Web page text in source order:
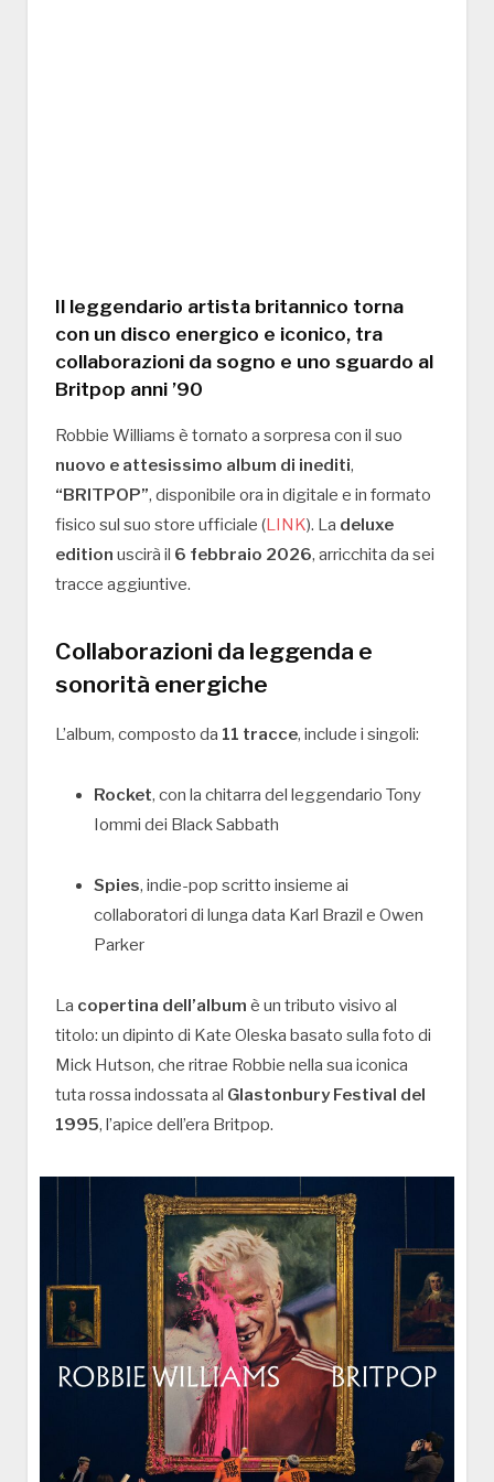
Il leggendario artista britannico torna
con un disco energico e iconico, tra
collaborazioni da sogno e uno sguardo al
Britpop anni ’90
Robbie Williams è tornato a sorpresa con il suo
nuovo e attesissimo album di inediti,
“BRITPOP”, disponibile ora in digitale e in formato
fisico sul suo store ufficiale (LINK). La deluxe
edition uscirà il 6 febbraio 2026, arricchita da sei
tracce aggiuntive.
Collaborazioni da leggenda e
sonorità energiche
L’album, composto da 11 tracce, include i singoli:
Rocket, con la chitarra del leggendario Tony
Iommi dei Black Sabbath
Spies, indie-pop scritto insieme ai
collaboratori di lunga data Karl Brazil e Owen
Parker
La copertina dell’album è un tributo visivo al
titolo: un dipinto di Kate Oleska basato sulla foto di
Mick Hutson, che ritrae Robbie nella sua iconica
tuta rossa indossata al Glastonbury Festival del
1995, l’apice dell’era Britpop.